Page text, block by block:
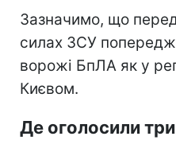
Зазначимо, що
силах ЗСУ
ворожі БпЛА як у
Києвом.
Де оголосили